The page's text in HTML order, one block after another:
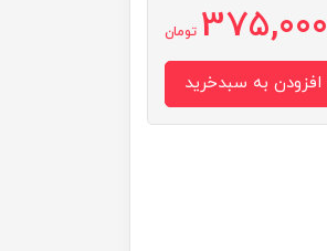
375,000 تومان